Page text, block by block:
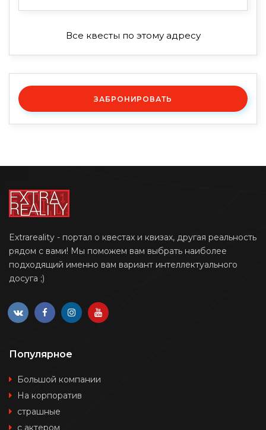
Все квесты по этому адресу
ЗАБРОНИРОВАТЬ
Extrareality - портал о квестах и квизах, другая реальность
рядом с вами! Мы поможем вам выбрать наиболее
подходящий именно вам вариант интеллектуального
досуга ;)
Популярное
Большой компании
На корпоратив
страшные
с актером